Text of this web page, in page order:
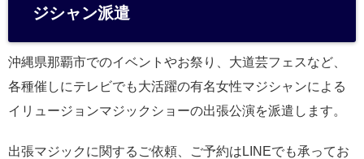
ジシャン派遣
沖縄県那覇市でのイベントやお祭り、大道芸フェスなど、
各種催しにテレビでも大活躍の有名女性マジシャンによる
イリュージョンマジックショーの出張公演を派遣します。
出張マジックに関するご依頼、ご予約はLINEでも承ってお